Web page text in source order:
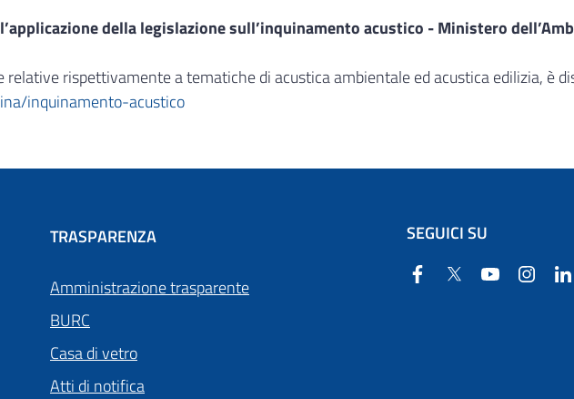
della legislazione sull’inquinamento acustico - Ministero
relative rispettivamente a tematiche di acustica ambientale ed acustica edilizia, è
inquinamento-acustico
TRASPARENZA
Amministrazione trasparente
BURC
Casa di vetro
Atti di notifica
SEGUICI SU
Facebook
Twitter YouTube